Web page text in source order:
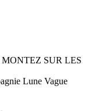
SUR LES
Lune Vague